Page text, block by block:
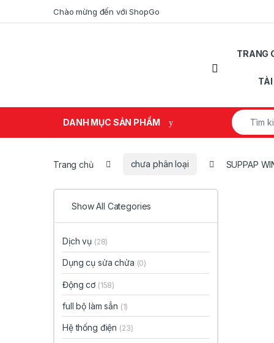
Skip to navigationChào mừng đến với ShopGo
Open
TRANG
DANH MỤC SẢN PHẨM
Search for:
Trang chủ chưa phân loại SUPPAP
Show All Categories
Dịch vụ (28)
Dụng cụ sửa chửa (0)
Động cơ (158)
full bộ làm sẳn (1)
Hệ thống điện (23)